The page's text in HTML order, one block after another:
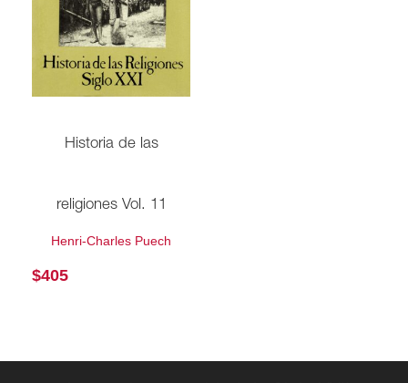
Historia de las
religiones Vol. 11
Henri-Charles Puech
$405